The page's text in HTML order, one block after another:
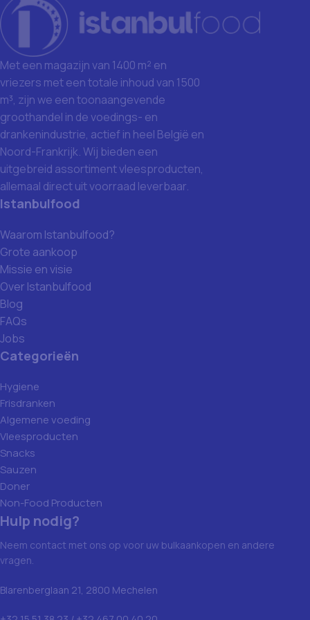
Met een magazijn van 1400 m² en
vriezers met een totale inhoud van 1500
m³, zijn we een toonaangevende
groothandel in de voedings- en
drankenindustrie, actief in heel België en
Noord-Frankrijk. Wij bieden een
uitgebreid assortiment vleesproducten,
allemaal direct uit voorraad leverbaar.
Istanbulfood
Waarom Istanbulfood?
Grote aankoop
Missie en visie
Over Istanbulfood
Blog
FAQs
Jobs
Categorieën
Hygiene
Frisdranken
Algemene voeding
Vleesproducten
Snacks
Sauzen
Doner
Non-Food Producten
Hulp nodig?
Neem contact met ons op voor uw bulkaankopen en andere
vragen.
Blarenberglaan 21, 2800 Mechelen